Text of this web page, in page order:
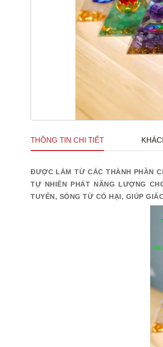
THÔNG TIN CHI TIẾT
ĐƯỢC LÀM TỪ CÁC THÀNH PHẦN
TỰ NHIÊN PHÁT NĂNG LƯỢNG
TUYẾN, SÓNG TỪ CÓ HẠI, GIÚP